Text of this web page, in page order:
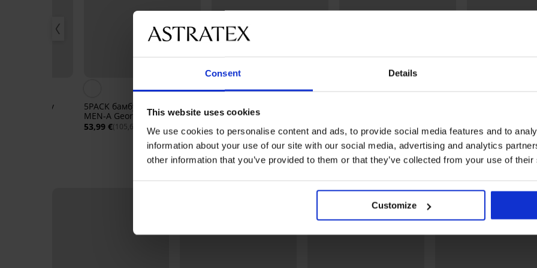
Consent Details
This website uses cookies
We use cookies to personalise content and ads, to provide social media features and to
information about your use of our site with our social media, advertising and analytics
other information that you’ve provided to them or that they’ve collected from your use of
Customize
Tommy
5PACK бамбукови боксерки
MEN-A George I
53,99 €(105,60 лв.)
3PACK боксерки JACK AND
JONES Carl
31,99 € (62,57 лв.)
49,99 € (97,77 лв.)
Открийте подобни артикули